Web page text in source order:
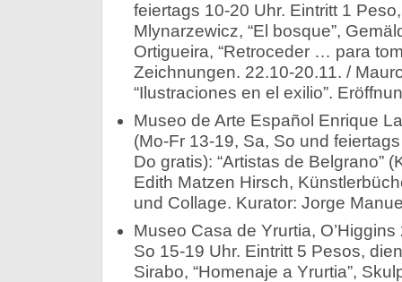
feiertags 10-20 Uhr. Eintritt 1
Mlynarzewicz, “El bosque”,
Ortigueira, “Retroceder … para
Zeichnungen. 22.10-20.11. /
“Ilustraciones en el exilio”.
Museo de Arte Español Enrique
(Mo-Fr 13-19, Sa, So und
Do gratis): “Artistas de Belgrano”
Edith Matzen Hirsch,
und Collage. Kurator: Jorge
Museo Casa de Yrurtia,
So 15-19 Uhr. Eintritt 5 Pesos,
Sirabo, “Homenaje a Yrurtia”,